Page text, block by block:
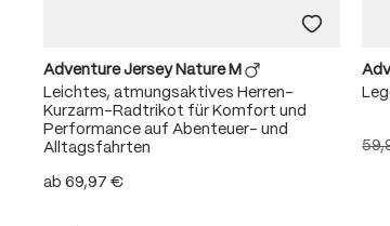
Adventure Jersey Nature M
Leichtes, atmungsaktives Herren-
Kurzarm-Radtrikot für Komfort und
Performance auf Abenteuer- und
Alltagsfahrten
ab 69,97 €